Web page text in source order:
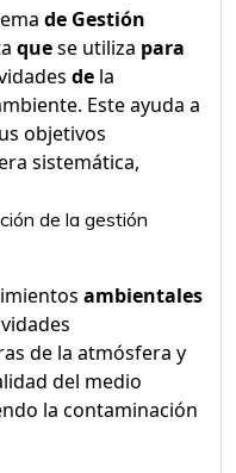
de Gestión
quese utiliza para
de la
Este ayuda a
objetivos
sistemática,
de la gestión
ambientales
de la atmósfera y
del medio
la contaminación